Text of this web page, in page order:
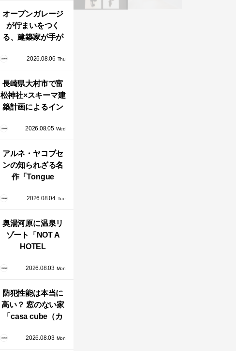
ルな部屋づくり。
オープンガレージ
が佇まいをつく
る、建築家が手が
まい「ふわりと浮
い」
2026.08.06 Thu
長崎県大村市で富
松神社×スキーマ建
築計画によるイン
「循環する竹風
2026.08.05 Wed
アルネ・ヤコブセ
ンの知られざる名
作「Tongue
FRITZ HANSENか
本で発売開始！
2026.08.04 Tue
奥湯河原に温泉リ
ゾート「NOT A
HOTEL
誕生！販売を日
始！
2026.08.03 Mon
防犯性能は本当に
高い？ 窓のない家
「casa cube（カ
ブ）」が叶えるプ
2026.08.03 Mon